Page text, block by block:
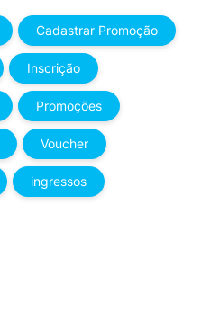
Cadastrar Promoção
Inscrição
Promoções
Voucher
ingressos